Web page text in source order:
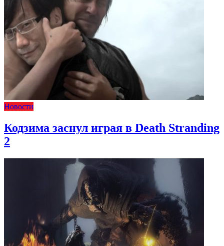
Новости
Кодзима заснул играя в Death Stranding
2